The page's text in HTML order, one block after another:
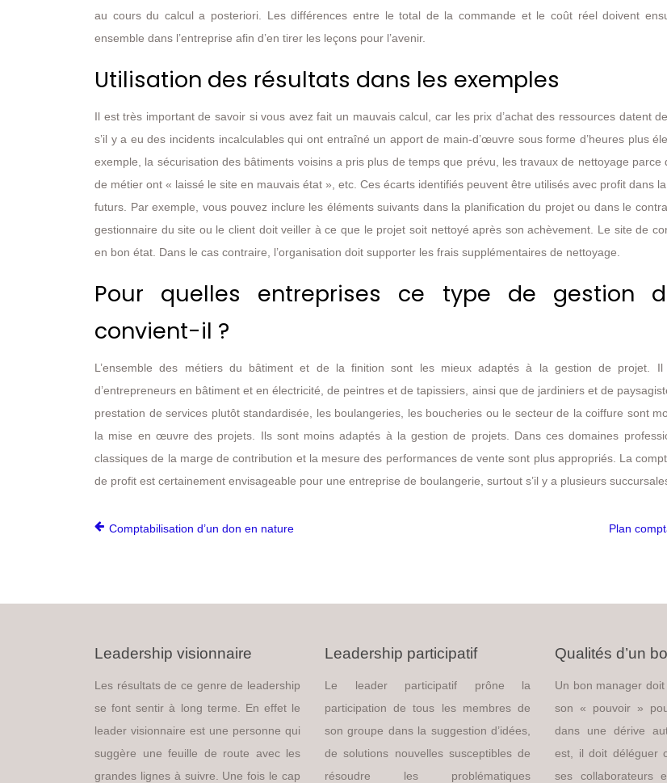
au cours du calcul a posteriori. Les différences entre le total de la commande et le coût réel doivent
ensemble dans l’entreprise afin d’en tirer les leçons pour l’avenir.
Utilisation des résultats dans les exemples
Il est très important de savoir si vous avez fait un mauvais calcul, car les prix d’achat des ressources datent
s’il y a eu des incidents incalculables qui ont entraîné un apport de main-d’œuvre sous forme d’heures plus
exemple, la sécurisation des bâtiments voisins a pris plus de temps que prévu, les travaux de nettoyage parce
de métier ont « laissé le site en mauvais état », etc. Ces écarts identifiés peuvent être utilisés avec profit dans
futurs. Par exemple, vous pouvez inclure les éléments suivants dans la planification du projet ou dans le
gestionnaire du site ou le client doit veiller à ce que le projet soit nettoyé après son achèvement. Le site de
en bon état. Dans le cas contraire, l’organisation doit supporter les frais supplémentaires de nettoyage.
Pour quelles entreprises ce type de gestion
convient-il ?
L’ensemble des métiers du bâtiment et de la finition sont les mieux adaptés à la gestion de projet. Il
d’entrepreneurs en bâtiment et en électricité, de peintres et de tapissiers, ainsi que de jardiniers et de
prestation de services plutôt standardisée, les boulangeries, les boucheries ou le secteur de la coiffure sont
la mise en œuvre des projets. Ils sont moins adaptés à la gestion de projets. Dans ces domaines
classiques de la marge de contribution et la mesure des performances de vente sont plus appropriés. La
de profit est certainement envisageable pour une entreprise de boulangerie, surtout s’il y a plusieurs
Comptabilisation d’un don en nature Plan
Leadership visionnaire
Les résultats de ce genre de leadership
se font sentir à long terme. En effet le
leader visionnaire est une personne qui
suggère une feuille de route avec les
grandes lignes à suivre. Une fois le cap
Leadership participatif
Le leader participatif prône la
participation de tous les membres de
son groupe dans la suggestion d’idées,
de solutions nouvelles susceptibles de
résoudre les problématiques
Qualités d’un
Un bon manager
son « pouvoir »
dans une dérive
est, il doit déléguer
ses collaborateurs